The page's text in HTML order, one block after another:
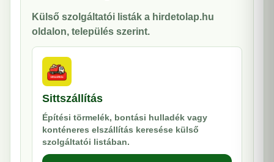
Külső szolgáltatói listák a hirdetolap.hu
oldalon, település szerint.
Sittszállítás
Építési törmelék, bontási hulladék vagy
konténeres elszállítás keresése külső
szolgáltatói listában.